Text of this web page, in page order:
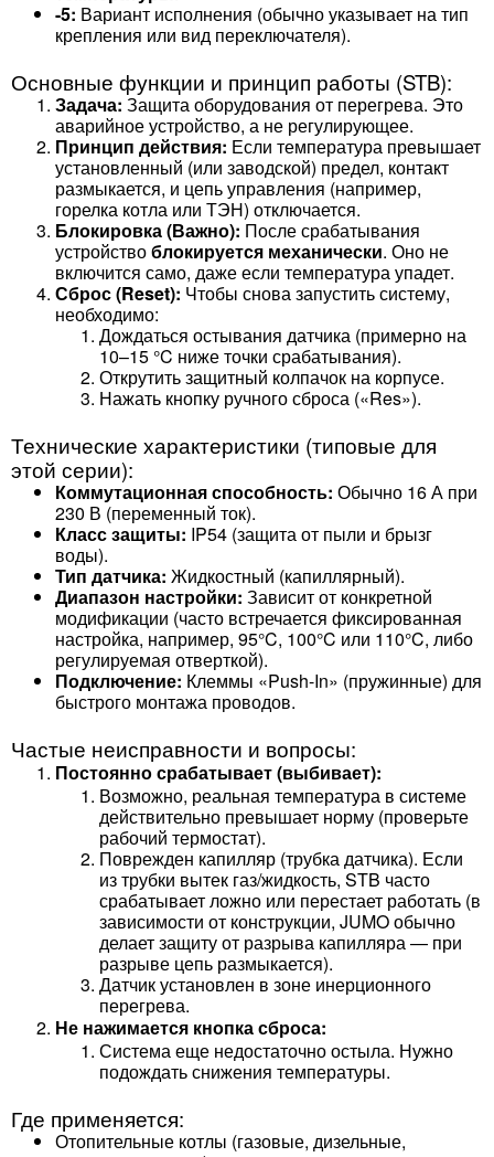
-5: Вариант исполнения (обычно указывает на тип
крепления или вид переключателя).
Основные функции и принцип работы (STB):
Задача: Защита оборудования от перегрева. Это
аварийное устройство, а не регулирующее.
Принцип действия: Если температура превышает
установленный (или заводской) предел, контакт
размыкается, и цепь управления (например,
горелка котла или ТЭН) отключается.
Блокировка (Важно): После срабатывания
устройствоблокируется механически. Оно не
включится само, даже если температура упадет.
Сброс (Reset): Чтобы снова запустить систему,
необходимо:
Дождаться остывания датчика (примерно на
10–15 °C ниже точки срабатывания).
Открутить защитный колпачок на корпусе.
Нажать кнопку ручного сброса («Res»).
Технические характеристики (типовые для
этой серии):
Коммутационная способность: Обычно 16 А при
230 В (переменный ток).
Класс защиты: IP54 (защита от пыли и брызг
воды).
Тип датчика: Жидкостный (капиллярный).
Диапазон настройки: Зависит от конкретной
модификации (часто встречается фиксированная
настройка, например, 95°C, 100°C или 110°C, либо
регулируемая отверткой).
Подключение: Клеммы «Push-In» (пружинные) для
быстрого монтажа проводов.
Частые неисправности и вопросы:
Постоянно срабатывает (выбивает):
Возможно, реальная температура в системе
действительно превышает норму (проверьте
рабочий термостат).
Поврежден капилляр (трубка датчика). Если
из трубки вытек газ/жидкость, STB часто
срабатывает ложно или перестает работать (в
зависимости от конструкции, JUMO обычно
делает защиту от разрыва капилляра — при
разрыве цепь размыкается).
Датчик установлен в зоне инерционного
перегрева.
Не нажимается кнопка сброса:
Система еще недостаточно остыла. Нужно
подождать снижения температуры.
Где применяется:
Отопительные котлы (газовые, дизельные,